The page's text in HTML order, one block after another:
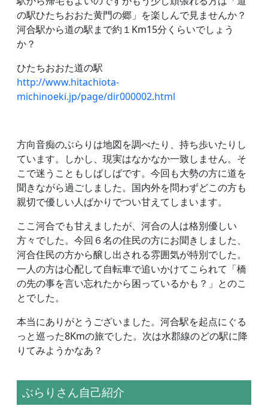
の駅ひたちおおた黄門の郷」を楽しんで見ませんか？
河合駅から道の駅まで約１Km15分くらいでしょう
か？
ひたちおおた道の駅
http://www.hitachiota-
michinoeki.jp/page/dir000002.html
方向音痴のぶらりは地図を調べたり、持ち歩いたりし
ています。しかし、現実はなかなか一致しません。そ
こで迷うこともしばしばです。今回も大勢の方に道を
聞きながら過ごしました。国内外を問わずどこの方も
親切で優しい人ばかりでつい甘えてしまいます。
ここ河合でも甘えましたが、河合の人は格別優しい
方々でした。今回６名の住民の方にお聞きしました、
河合住民の方から醸し出される雰囲気が特別でした。
一人の方は心配して自転車で追いかけてこられて「橋
の先の事を言い忘れたから困っているかも？」とのこ
とでした。
本当にありがとうございました。河合駅を起点にぐる
っと巡った8Kmの旅でした。次は水郡線のどの駅に降
りてみようかなあ？
ぶらりさん自己紹介